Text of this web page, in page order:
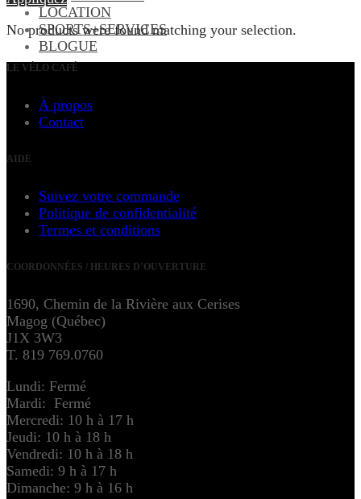
LOCATION
SPORTS+SERVICES
BLOGUE
No products were found matching your selection.
LE VÉLO CAFÉ
À propos
Contact
AIDE
Suivez votre commande
Politique de confidentialité
Termes et conditions
COORDONNÉES / HEURES D’OUVERTURE
1690, Chemin de la Rivière aux Cerises
Magog (Québec)
J1X 3W3
T. 819 769.0760
Lundi: Fermé
Mardi: Fermé
Mercredi: 10 h à 17 h
Jeudi: 10 h à 18 h
Vendredi: 10 h à 18 h
Samedi: 9 h à 17 h
Dimanche: 9 h à 16 h